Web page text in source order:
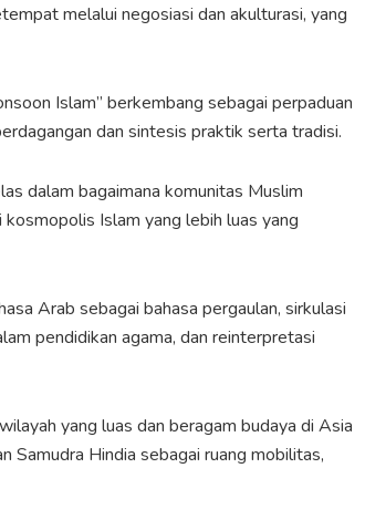
melalui negosiasi dan akulturasi, yang
Islam” berkembang sebagai perpaduan
dan sintesis praktik serta tradisi.
dalam bagaimana komunitas Muslim
Islam yang lebih luas yang
Arab sebagai bahasa pergaulan, sirkulasi
pendidikan agama, dan reinterpretasi
yang luas dan beragam budaya di Asia
Samudra Hindia sebagai ruang mobilitas,